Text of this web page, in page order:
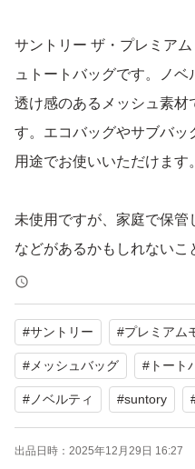
サントリー ザ・プレミア
ュトートバッグです。ノベ
透け感のあるメッシュ素
す。エコバッグやサブバッ
用途でお使いいただけます。
未使用ですが、家庭で保
などがあるかもしれないこ
また、コンパクトに畳んで
解の上、ご購入を願いしま
【ブランド】サントリー
【カテゴリ】トートバッグ
【カラー】ホワイト系
#サントリー #プレミアム
#メッシュバッグ # トート
#ノベルティ #suntory
出品日時： 2025年12月29日 16:27